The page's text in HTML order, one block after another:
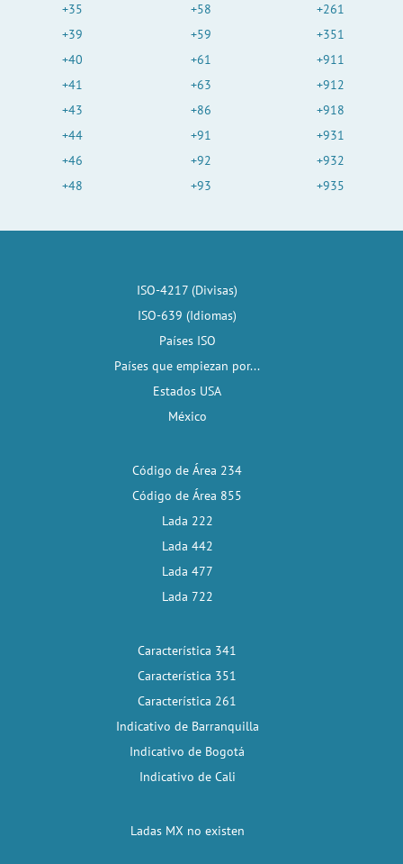
+35
+39
+40
+41
+43
+44
+46
+48
+58
+59
+61
+63
+86
+91
+92
+93
+261
+351
+911
+912
+918
+931
+932
+935
ISO-4217 (Divisas)
ISO-639 (Idiomas)
Países ISO
Países que empiezan por...
Estados USA
México
Código de Área 234
Código de Área 855
Lada 222
Lada 442
Lada 477
Lada 722
Característica 341
Característica 351
Característica 261
Indicativo de Barranquilla
Indicativo de Bogotá
Indicativo de Cali
Ladas MX no existen